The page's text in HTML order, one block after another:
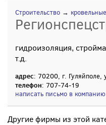
Строительство →
гидроизоляция,
т.д.
адрес: 70200, г. Гуляйполе,
телефон: 707-74-19
написать письмо в компанию
Другие фирмы из этой